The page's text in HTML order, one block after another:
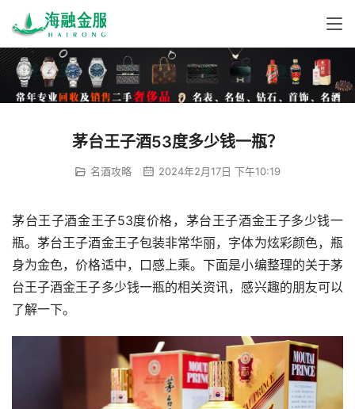
茅台王子酒53度多少钱一瓶？
名酒攻略 2024年2月17日 下午10:19
茅台王子酒金王子53度价格，茅台王子酒金王子多少钱一
瓶。茅台王子酒金王子包装非常华丽，字体为炫彩颜色，瓶
身为金色，价格适中，口感上乘。下面是小编整理的关于茅
台王子酒金王子多少钱一瓶的相关资讯，感兴趣的朋友可以
了解一下。